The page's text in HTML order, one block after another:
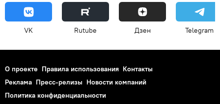
VK Rutube Дзен Telegram
О проекте Правила использования Контакты
Реклама Пресс-релизы Новости компаний
Политика конфиденциальности